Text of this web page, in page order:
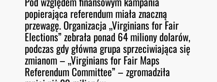
popierająca referendum miała znaczną
przewagę. Organizacja „Virginians for Fair
Elections” zebrała ponad 64 miliony dolarów,
podczas gdy główna grupa sprzeciwiająca się
zmianom – „Virginians for Fair Maps
Referendum Committee” – zgromadziła